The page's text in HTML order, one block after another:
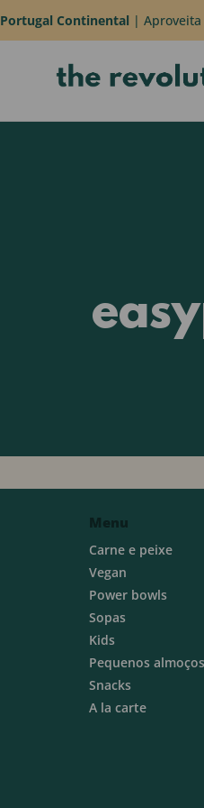
Portugal Continental | Aproveita
Menu
Carne e peixe
Vegan
Power bowls
Sopas
Kids
Pequenos almoços
Snacks
A la carte